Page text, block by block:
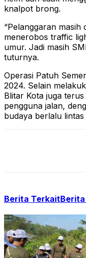
knalpot brong.
“Pelanggaran masih
menerobos traffic
umur. Jadi masih
tuturnya.
Operasi Patuh
2024. Selain
Blitar Kota juga
pengguna jalan,
budaya berlalu
Berita TerkaitBerita